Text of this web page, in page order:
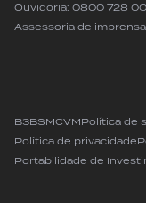
Ouvidoria: 0800 728
Assessoria de
B3BSMCVMPolítica de
Política de privacidade
Portabilidade de